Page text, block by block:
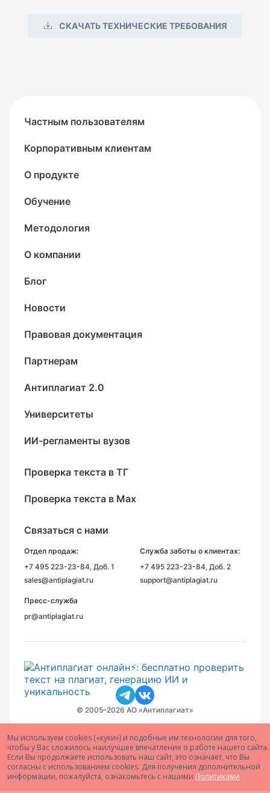
Мы используем cookies («куки») и подобные им технологии для того,
чтобы у Вас сложилось наилучшее впечатление о работе нашего сайта.
Если Вы продолжаете использовать наш сайт, это означает, что Вы
согласны с использованием cookies. Для получения дополнительной
информации, пожалуйста, ознакомьтесь с нашими Политиками
СКАЧАТЬ ТЕХНИЧЕСКИЕ ТРЕБОВАНИЯ
Частным пользователям
Корпоративным клиентам
О продукте
Обучение
Методология
О компании
Блог
Новости
Правовая документация
Партнерам
Антиплагиат 2.0
Университеты
ИИ-регламенты вузов
Проверка текста в ТГ
Проверка текста в Max
Связаться с нами
Отдел продаж:
+7 495 223-23-84, Доб. 1
sales@antiplagiat.ru
Служба заботы о клиентах:
+7 495 223-23-84, Доб. 2
support@antiplagiat.ru
Пресс-служба
pr@antiplagiat.ru
© 2005–2026 АО «Антиплагиат»